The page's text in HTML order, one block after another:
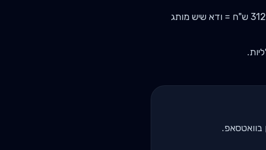
312 ש"ח = ודא שיש מותג